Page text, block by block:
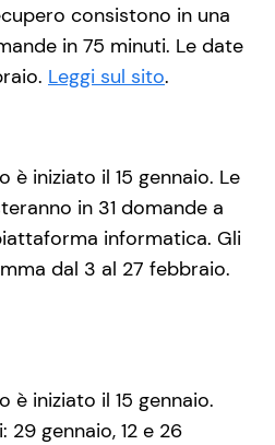
consistono in una
in 75 minuti. Le date
Leggi sul sito.
iniziato il 15 gennaio. Le
in 31 domande a
informatica. Gli
dal 3 al 27 febbraio.
è iniziato il 15 gennaio.
gennaio, 12 e 26